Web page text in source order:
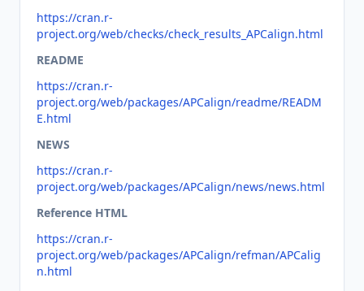
https://cran.r-
project.org/web/checks/check_results_APCalign.html
README
https://cran.r-
project.org/web/packages/APCalign/readme/READM
E.html
NEWS
https://cran.r-
project.org/web/packages/APCalign/news/news.html
Reference HTML
https://cran.r-
project.org/web/packages/APCalign/refman/APCalig
n.html